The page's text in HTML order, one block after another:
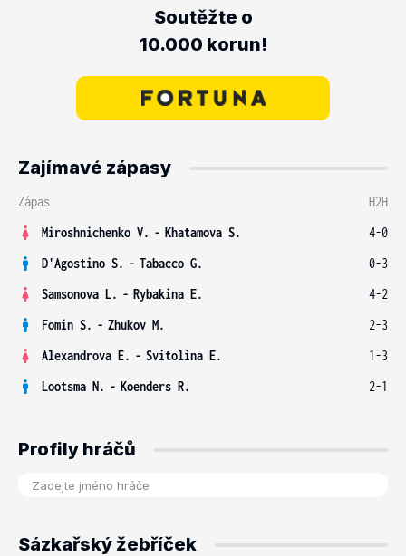
Soutěžte o
10.000 korun!
Zajímavé zápasy
Zápas
H2H
Miroshnichenko V. - Khatamova S.
4-0
D'Agostino S. - Tabacco G.
0-3
Samsonova L. - Rybakina E.
4-2
Fomin S. - Zhukov M.
2-3
Alexandrova E. - Svitolina E.
1-3
Lootsma N. - Koenders R. 2-1
Profily hráčů
Sázkařský žebříček